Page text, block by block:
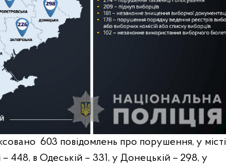
603 повідомлень про порушення, у місті
– 448, в Одеській – 331, у Донецькій – 298, у